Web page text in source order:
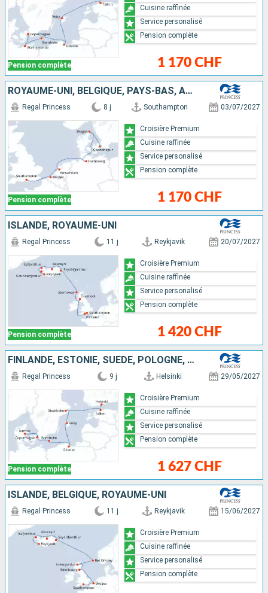
Pension complète 1 170 CHF
Cuisine raffinée
Service personalisé
Pension complète
ROYAUME-UNI, BELGIQUE, PAYS-BAS, ALLEMAGNE, DANEMARK
Pension complète
Regal Princess 8 j Southampton 03/07/2027
1 170 CHF
Croisière Premium
Cuisine raffinée
Service personalisé
Pension complète
ISLANDE, ROYAUME-UNI
Pension complète
Regal Princess 11 j Reykjavik 20/07/2027
1 420 CHF
Croisière Premium
Cuisine raffinée
Service personalisé
Pension complète
FINLANDE, ESTONIE, SUÈDE, POLOGNE, DANEMARK
Pension complète
Regal Princess 9 j Helsinki 29/05/2027
1 627 CHF
Croisière Premium
Cuisine raffinée
Service personalisé
Pension complète
ISLANDE, BELGIQUE, ROYAUME-UNI
Regal Princess 11 j Reykjavik 15/06/2027
Croisière Premium
Cuisine raffinée
Service personalisé
Pension complète